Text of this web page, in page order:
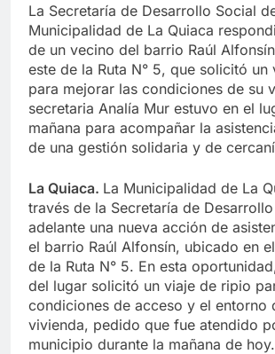
La Secretaría de Desarrollo Social
Municipalidad de La Quiaca
de un vecino del barrio Raúl
este de la Ruta N° 5, que solicitó un
para mejorar las condiciones de su
secretaria Analía Mur estuvo en el
mañana para acompañar la
de una gestión solidaria y de
La Quiaca. La Municipalidad de La
través de la Secretaría de
adelante una nueva acción de
el barrio Raúl Alfonsín, ubicado en
de la Ruta N° 5. En esta
del lugar solicitó un viaje de ripio
condiciones de acceso y el entorno
vivienda, pedido que fue atendido
municipio durante la mañana de hoy.